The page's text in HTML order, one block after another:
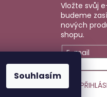
Souhlasím
Vložte svůj
budeme
nových
shopu.
E-mail